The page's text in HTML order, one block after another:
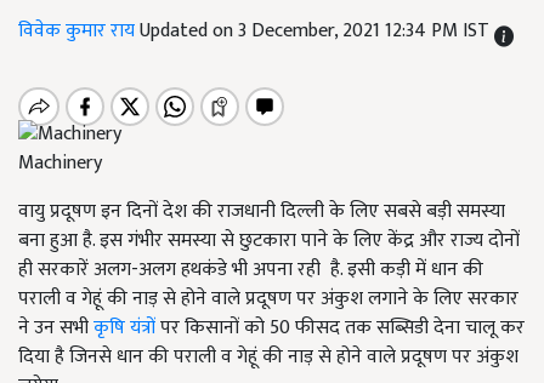
विवेक कुमार रायUpdated on 3 December, 2021 12:34 PM IST
Machinery
वायु प्रदूषण इन दिनों देश की राजधानी दिल्ली के लिए सबसे बड़ी समस्या
बना हुआ है. इस गंभीर समस्या से छुटकारा पाने के लिए केंद्र और राज्य दोनों
ही सरकारें अलग-अलग हथकंडे भी अपना रही है. इसी कड़ी में धान की
पराली व गेहूं की नाड़ से होने वाले प्रदूषण पर अंकुश लगाने के लिए सरकार
ने उन सभीकृषि यंत्रोंपर किसानों को 50 फीसद तक सब्सिडी देना चालू कर
दिया है जिनसे धान की पराली व गेहूं की नाड़ से होने वाले प्रदूषण पर अंकुश